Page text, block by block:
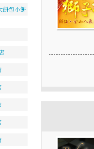
餅包小餅